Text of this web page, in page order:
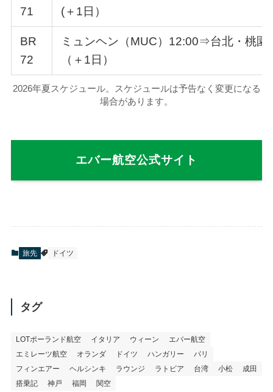
71
(＋1日）
BR
72
ミュンヘン（MUC）12:00⇒台北・桃園
（＋1日）
2026年夏スケジュール。スケジュールは予告なく変更になる
場合があります。
エバー航空公式サイト
旅先 ドイツ
タグ
LOTポーランド航空 イタリア ウィーン
エバー航空
エミレーツ航空
オランダ ドイツ ハンガリー
パリ
フィンエアー
ヘルシンキ ラウンジ ラトビア 台湾 小松
成田
搭乗記
神戸 福岡 関空